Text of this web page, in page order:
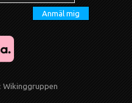
Anmäl mig
Wikinggruppen